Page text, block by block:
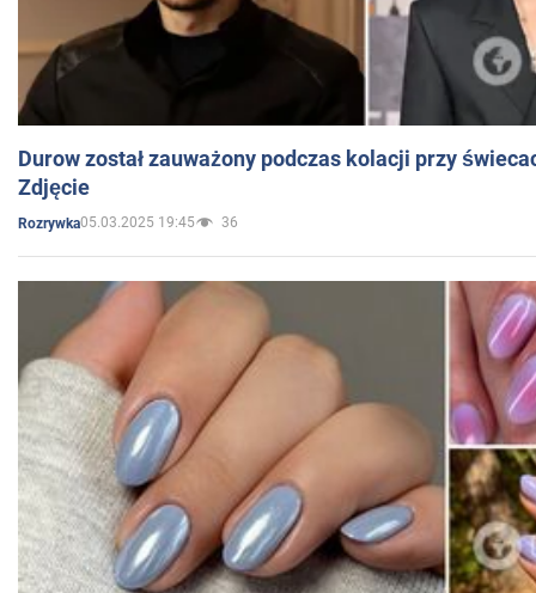
Durow został zauważony podczas kolacji przy
Zdjęcie
Rozrywka05.03.2025 19:45 36